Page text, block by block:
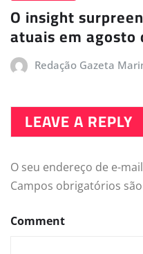
O insight
atuais em agosto
Redação Gazeta
LEAVE A REPLY
O seu endereço de e-
Campos obrigatórios
Comment